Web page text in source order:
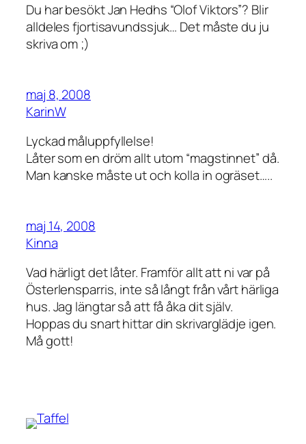
Du har besökt Jan Hedhs “Olof Viktors”? Blir
alldeles fjortisavundssjuk… Det måste du ju
skriva om ;)
maj 8, 2008
KarinW
Lyckad måluppfyllelse!
Låter som en dröm allt utom “magstinnet” då.
Man kanske måste ut och kolla in ogräset…..
maj 14, 2008
Kinna
Vad härligt det låter. Framför allt att ni var på
Österlensparris, inte så långt från vårt härliga
hus. Jag längtar så att få åka dit själv.
Hoppas du snart hittar din skrivarglädje igen.
Må gott!